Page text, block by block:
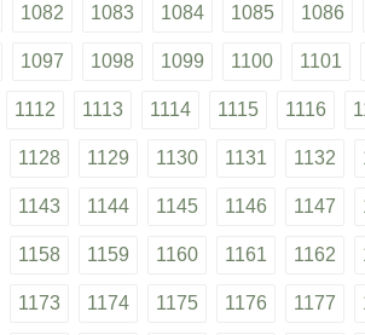
1082 1083 1084 1085 1086
1097 1098 1099 1100 1101
1112 1113 1114 1115 1116
1128 1129 1130 1131 1132
1143 1144 1145 1146 1147
1158 1159 1160 1161 1162
1173 1174 1175 1176 1177